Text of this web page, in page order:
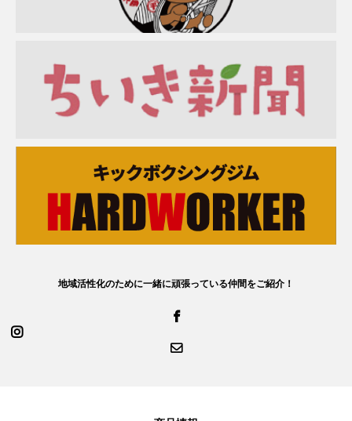
地域活性化のために一緒に頑張っている仲間をご紹介！